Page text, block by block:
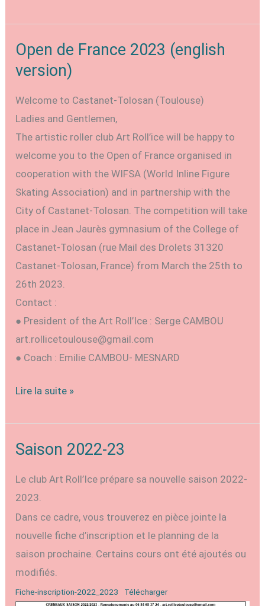
France
2023
(version
Open de France 2023 (english
version)
Welcome to Castanet-Tolosan (Toulouse)
Ladies and Gentlemen,
The artistic roller club Art Roll’ice will be happy to
welcome you to the Open of France organised in
cooperation with the WIFSA (World Inline Figure
Skating Association) and in partnership with the
City of Castanet-Tolosan. The competition will take
place in Jean Jaurès gymnasium of the College of
Castanet-Tolosan (rue Mail des Drolets 31320
Castanet-Tolosan, France) from March the 25th to
26th 2023.
Contact :
● President of the Art Roll’Ice : Serge CAMBOU
art.rollicetoulouse@gmail.com
● Coach : Emilie CAMBOU- MESNARD
Open
France
2023
version)
Lire la suite »
Saison 2022-23
Le club Art Roll’Ice prépare sa nouvelle saison 2022-
2023.
Dans ce cadre, vous trouverez en pièce jointe la
nouvelle fiche d’inscription et le planning de la
saison prochaine. Certains cours ont été ajoutés ou
modifiés.
Fiche-inscription-2022_2023 Télécharger